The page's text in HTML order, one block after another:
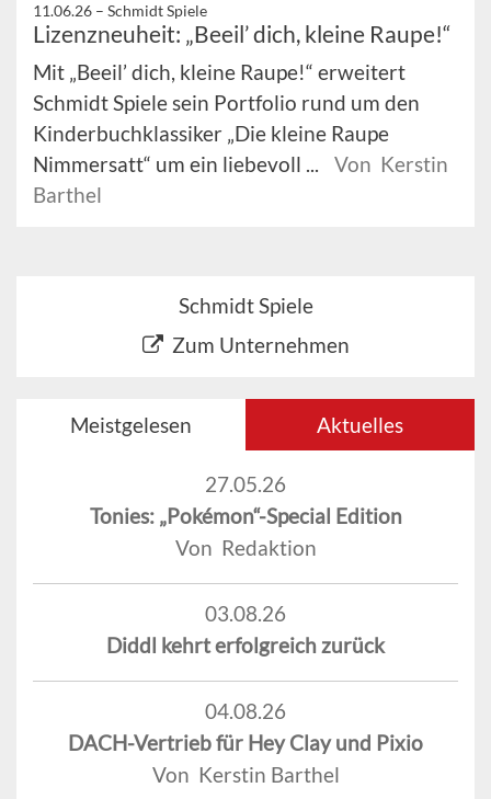
11.06.26 – Schmidt Spiele
Lizenzneuheit: „Beeil’ dich, kleine Raupe!“
Mit „Beeil’ dich, kleine Raupe!“ erweitert
Schmidt Spiele sein Portfolio rund um den
Kinderbuchklassiker „Die kleine Raupe
Nimmersatt“ um ein liebevoll ...
Von Kerstin
Barthel
Schmidt Spiele
Zum Unternehmen
Meistgelesen Aktuelles
27.05.26
Tonies: „Pokémon“-Special Edition
Von Redaktion
03.08.26
Diddl kehrt erfolgreich zurück
04.08.26
DACH-Vertrieb für Hey Clay und Pixio
Von Kerstin Barthel